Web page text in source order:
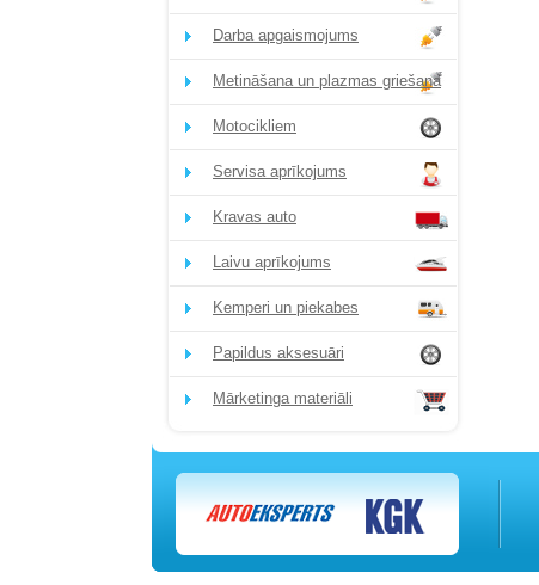
Darba apgaismojums
Metināšana un plazmas griešana
Motocikliem
Servisa aprīkojums
Kravas auto
Laivu aprīkojums
Kemperi un piekabes
Papildus aksesuāri
Mārketinga materiāli